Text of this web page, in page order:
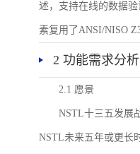
述，支持在线的数据
素复用了ANSI/NISO
2 功能需求分析
2.1 愿景
NSTL十三五发展
NSTL未来五年或更长